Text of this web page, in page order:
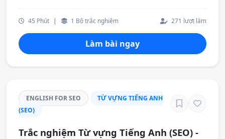
45 Phút | 1 Bộ trắc nghiệm 271 lượt làm
Làm bài ngay
ENGLISH FOR SEO
TỪ VỰNG TIẾNG ANH
(SEO)
Trắc nghiệm Từ vựng Tiếng Anh (SEO) -